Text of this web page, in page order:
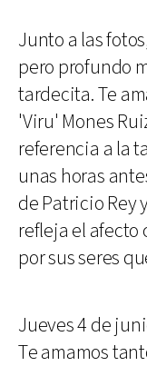
Junto a las
pero profundo
tardecita. Te
'Viru' Mones
referencia a la
unas horas
de Patricio Rey
refleja el afecto
por sus seres
Jueves 4 de
Te amamos